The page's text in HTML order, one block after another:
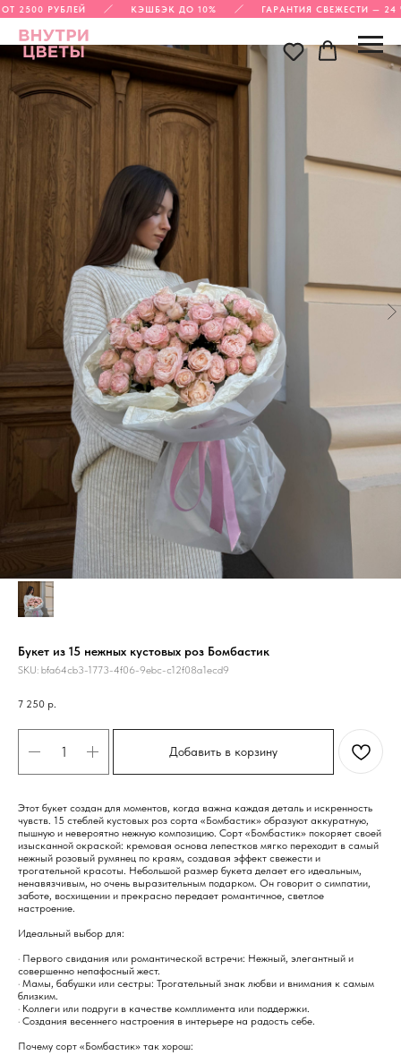
2500 РУБЛЕЙ КЭШБЭК ДО 10% ГАРАНТИЯ СВЕЖЕСТИ — 24
Букет из 15 нежных кустовых роз Бомбастик
SKU: bfa64cb3-1773-4f06-9ebc-c12f08a1ecd9
7 250 р.
Добавить в корзину
Этот букет создан для моментов, когда важна каждая деталь и искренность
чувств. 15 стеблей кустовых роз сорта «Бомбастик» образуют аккуратную,
пышную и невероятно нежную композицию. Сорт «Бомбастик» покоряет своей
изысканной окраской: кремовая основа лепестков мягко переходит в самый
нежный розовый румянец по краям, создавая эффект свежести и
трогательной красоты. Небольшой размер букета делает его идеальным,
ненавязчивым, но очень выразительным подарком. Он говорит о симпатии,
заботе, восхищении и прекрасно передает романтичное, светлое
настроение.
Идеальный выбор для:
· Первого свидания или романтической встречи: Нежный, элегантный и
совершенно непафосный жест.
· Мамы, бабушки или сестры: Трогательный знак любви и внимания к самым
близким.
· Коллеги или подруги в качестве комплимента или поддержки.
· Создания весеннего настроения в интерьере на радость себе.
Почему сорт «Бомбастик» так хорош: